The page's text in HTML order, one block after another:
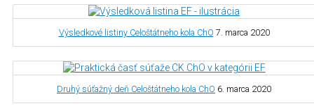
Výsledkové listiny Celoštátneho kola ChO 7. marca 2020
Druhý súťažný deň Celoštátneho kola ChO 6. marca 2020